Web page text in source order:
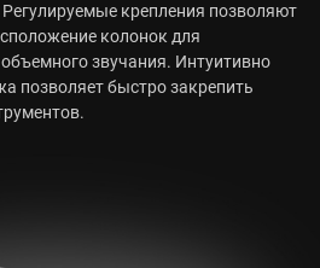
крепления позволяют
колонок для
звучания. Интуитивно
позволяет быстро закрепить